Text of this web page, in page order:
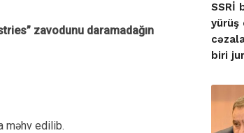
zavodunu daramadağın
məhv edilib.
SSRİ
yürüş
biri